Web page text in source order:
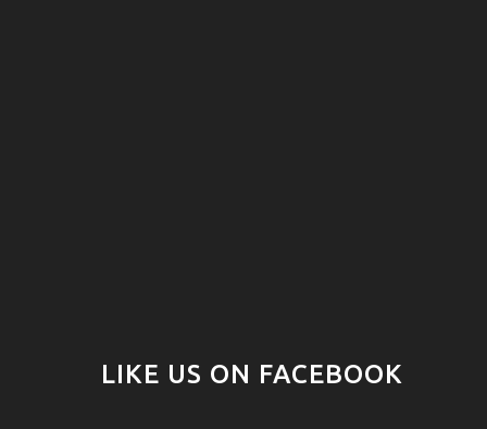
LIKE US ON FACEBOOK